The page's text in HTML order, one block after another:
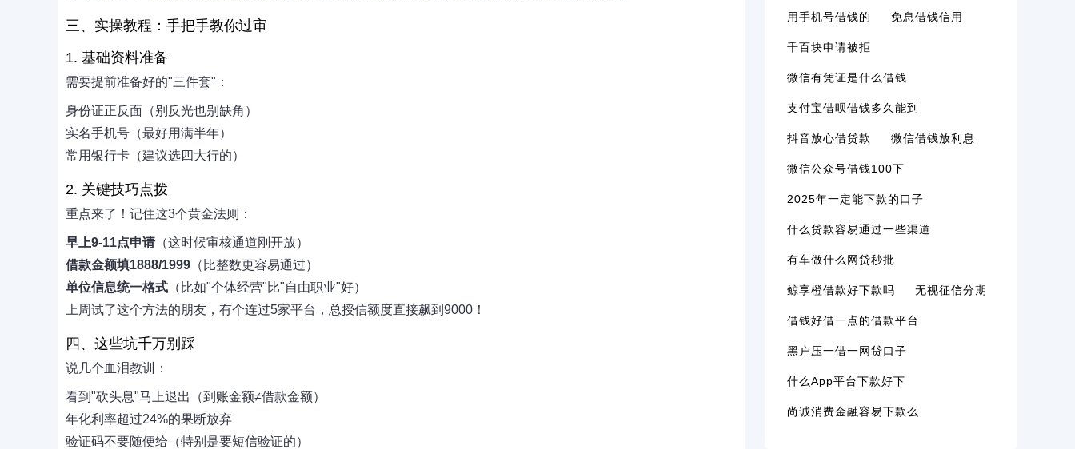
三、实操教程：手把手教你过审
1. 基础资料准备
需要提前准备好的"三件套"：
身份证正反面（别反光也别缺角）
实名手机号（最好用满半年）
常用银行卡（建议选四大行的）
2. 关键技巧点拨
重点来了！记住这3个黄金法则：
早上9-11点申请（这时候审核通道刚开放）
借款金额填1888/1999 （比整数更容易通过）
单位信息统一格式 （比如"个体经营"比"自由职业"好）
上周试了这个方法的朋友，有个连过5家平台，总授信额度直接飙到9000！
四、这些坑千万别踩
说几个血泪教训：
看到"砍头息"马上退出（到账金额≠借款金额）
年化利率超过24%的果断放弃
验证码不要随便给（特别是要短信验证的）
用手机号借钱的 免息借钱信用
千百块申请被拒
微信有凭证是什么借钱
支付宝借呗借钱多久能到
抖音放心借贷款 微信借钱放利息
微信公众号借钱100下
2025年一定能下款的口子
什么贷款容易通过一些渠道
有车做什么网贷秒批
鲸享橙借款好下款吗 无视征信分期
借钱好借一点的借款平台
黑户压一借一网贷口子
什么app平台下款好下
尚诚消费金融容易下款么